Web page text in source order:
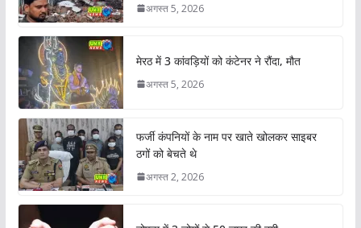
अगस्त 5, 2026
मेरठ में 3 कांवड़ियों को कंटेनर ने रौंदा, मौत
अगस्त 5, 2026
फर्जी कंपनियों के नाम पर खाते खोलकर साइबर
ठगों को बेचते थे
अगस्त 2, 2026